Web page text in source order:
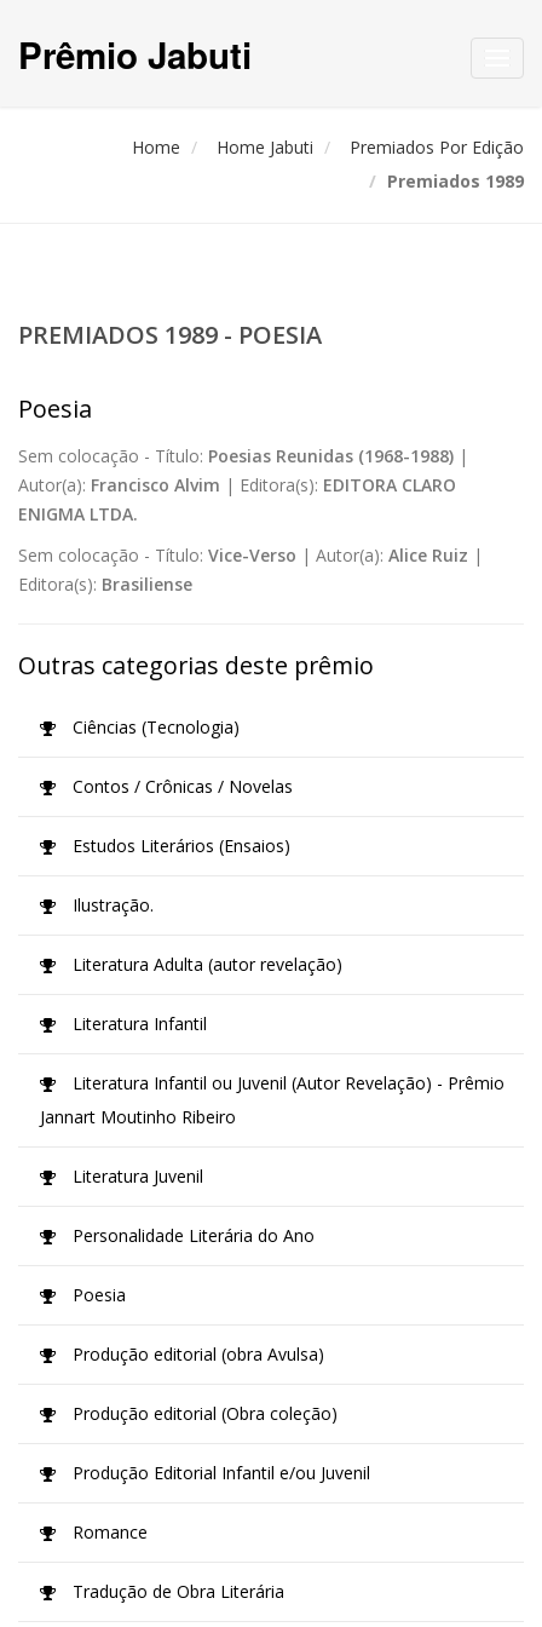
Prêmio Jabuti
Home Home Jabuti
Premiados Por Edição
Premiados 1989
PREMIADOS 1989 - POESIA
Poesia
Sem colocação - Título: Poesias Reunidas (1968-1988) |
Autor(a): Francisco Alvim | Editora(s): EDITORA CLARO
ENIGMA LTDA.
Sem colocação - Título: Vice-Verso | Autor(a): Alice Ruiz |
Editora(s): Brasiliense
Outras categorias deste prêmio
Ciências (Tecnologia)
Contos / Crônicas / Novelas
Estudos Literários (Ensaios)
Ilustração.
Literatura Adulta (autor revelação)
Literatura Infantil
Literatura Infantil ou Juvenil (Autor Revelação) - Prêmio
Jannart Moutinho Ribeiro
Literatura Juvenil
Personalidade Literária do Ano
Poesia
Produção editorial (obra Avulsa)
Produção editorial (Obra coleção)
Produção Editorial Infantil e/ou Juvenil
Romance
Tradução de Obra Literária